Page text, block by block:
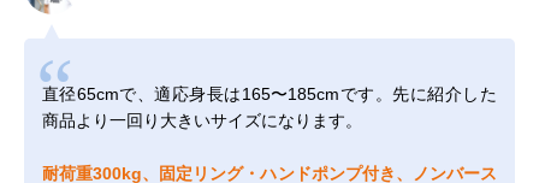
直径65cmで、適応身長は165〜185cmです。先に紹介した
商品より一回り大きいサイズになります。
耐荷重300kg、固定リング・ハンドポンプ付き、ノンバース